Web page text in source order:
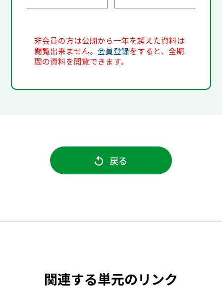
非会員の方は公開から一年を超えた資料は
閲覧出来ません。会員登録をすると、全期
間の資料を閲覧できます。
戻る
関連する単元のリンク